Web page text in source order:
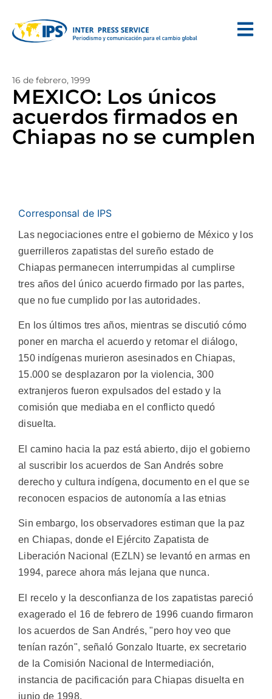
16 de febrero, 1999
MEXICO: Los únicos
acuerdos firmados en
Chiapas no se cumplen
Corresponsal de IPS
Las negociaciones entre el gobierno de México y los
guerrilleros zapatistas del sureño estado de
Chiapas permanecen interrumpidas al cumplirse
tres años del único acuerdo firmado por las partes,
que no fue cumplido por las autoridades.
En los últimos tres años, mientras se discutió cómo
poner en marcha el acuerdo y retomar el diálogo,
150 indígenas murieron asesinados en Chiapas,
15.000 se desplazaron por la violencia, 300
extranjeros fueron expulsados del estado y la
comisión que mediaba en el conflicto quedó
disuelta.
El camino hacia la paz está abierto, dijo el gobierno
al suscribir los acuerdos de San Andrés sobre
derecho y cultura indígena, documento en el que se
reconocen espacios de autonomía a las etnias
Sin embargo, los observadores estiman que la paz
en Chiapas, donde el Ejército Zapatista de
Liberación Nacional (EZLN) se levantó en armas en
1994, parece ahora más lejana que nunca.
El recelo y la desconfianza de los zapatistas pareció
exagerado el 16 de febrero de 1996 cuando firmaron
los acuerdos de San Andrés, "pero hoy veo que
tenían razón", señaló Gonzalo Ituarte, ex secretario
de la Comisión Nacional de Intermediación,
instancia de pacificación para Chiapas disuelta en
junio de 1998.